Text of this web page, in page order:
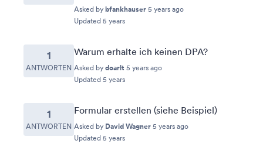
Asked by bfankhauser 5 years ago
Updated 5 years
1
ANTWORTEN
Warum erhalte ich keinen DPA?
Asked by doarlt 5 years ago
Updated 5 years
1
ANTWORTEN
Formular erstellen (siehe Beispiel)
Asked by David Wagner 5 years ago
Updated 5 years